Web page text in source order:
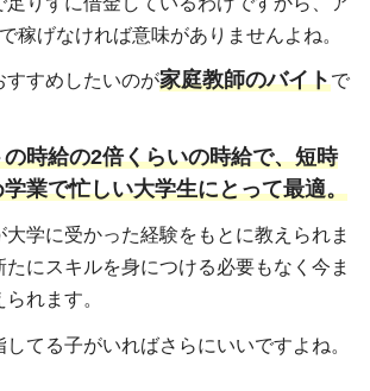
稼げなければ意味がありませんよね。
すすめしたいのが家庭教師のバイトで
時給の2倍くらいの時給で、短時
業で忙しい大学生にとって最適。
学に受かった経験をもとに教えられま
にスキルを身につける必要もなく今ま
れます。
てる子がいればさらにいいですよね。